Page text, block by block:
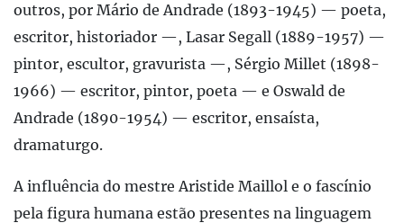
outros, por Mário de Andrade (1893-1945) ­— poeta,
escritor, historiador —, Lasar Segall (1889-1957) —
pintor, escultor, gravurista —, Sérgio Millet (1898-
1966) — escritor, pintor, poeta — e Oswald de
Andrade (1890-1954) — escritor, ensaísta,
dramaturgo.
A influência do mestre Aristide Maillol e o fascínio
pela figura humana estão presentes na linguagem